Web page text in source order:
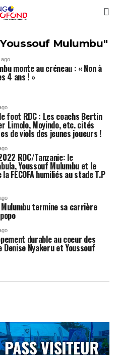
Mulumbu"
monte au créneau : « Non à
4 ans ! »
foot RDC : Les coachs Bertin
Limolo, Moyindo, etc. cités
de viols des jeunes joueurs !
RDC/Tanzanie: le
Youssouf Mulumbu et le
FECOFA humiliés au stade T.P
termine sa carrière
durable au coeur des
Nyakeru et Youssouf